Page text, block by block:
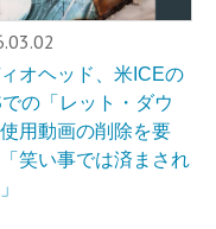
オヘッド、米ICEの
の「レット・ダウ
用動画の削除を要
笑い事では済まされ